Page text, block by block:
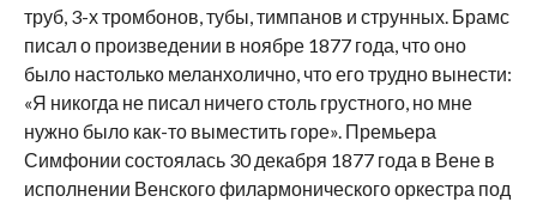
труб, 3-х тромбонов, тубы, тимпанов и струнных. Брамс
писал о произведении в ноябре 1877 года, что оно
было настолько меланхолично, что его трудно вынести:
«Я никогда не писал ничего столь грустного, но мне
нужно было как-то выместить горе». Премьера
Симфонии состоялась 30 декабря 1877 года в Вене в
исполнении Венского филармонического оркестра под